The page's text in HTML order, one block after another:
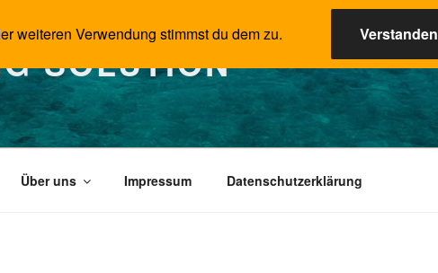
SOLUTION
Über uns Impressum Datenschutzerklärung
weiteren Verwendung stimmst du dem zu. Verstanden